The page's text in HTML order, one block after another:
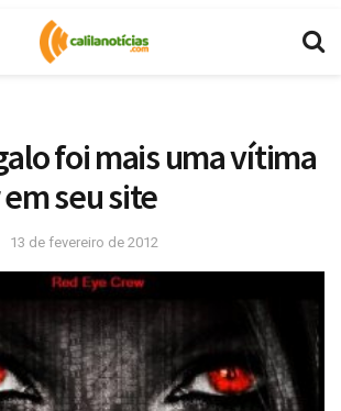
foi mais uma vítima
seu site
13 de fevereiro de 2012